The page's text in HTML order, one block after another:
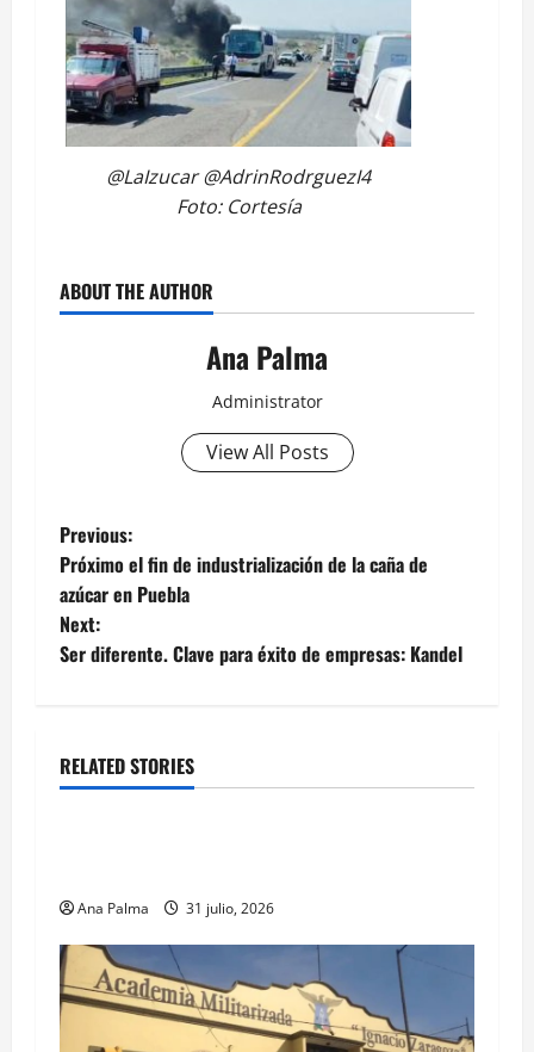
@LaIzucar @AdrinRodrguezI4
Foto: Cortesía
ABOUT THE AUTHOR
Ana Palma
Administrator
View All Posts
Post
navigation
Previous:
Próximo el fin de industrialización de la caña de
azúcar en Puebla
Next:
Ser diferente. Clave para éxito de empresas: Kandel
RELATED STORIES
Estados
Ana Palma 31 julio, 2026